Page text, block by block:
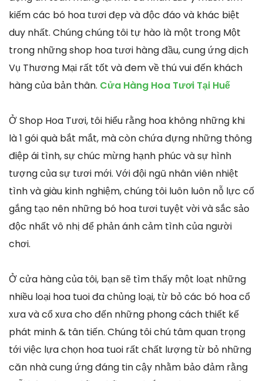
kiếm các bó hoa tươi đẹp và độc đáo và khác biệt
duy nhất. Chúng chúng tôi tự hào là một trong Một
trong những shop hoa tươi hàng đầu, cung ứng dịch
Vụ Thương Mại rất tốt và đem về thú vui đến khách
hàng của bản thân. Cửa Hàng Hoa Tươi Tại Huế
Ở Shop Hoa Tươi, tôi hiểu rằng hoa không những khi
là 1 gói quà bắt mắt, mà còn chứa đựng những thông
điệp ái tình, sự chúc mừng hạnh phúc và sự hình
tượng của sự tươi mới. Với đội ngũ nhân viên nhiệt
tình và giàu kinh nghiệm, chúng tôi luôn luôn nỗ lực cố
gắng tạo nên những bó hoa tươi tuyệt vời và sắc sảo
độc nhất vô nhị để phản ánh cảm tình của người
chơi.
Ở cửa hàng của tôi, bạn sẽ tìm thấy một loạt những
nhiều loại hoa tuoi đa chủng loại, từ bỏ các bó hoa cổ
xưa và cổ xưa cho đến những phong cách thiết kế
phát minh & tân tiến. Chúng tôi chú tâm quan trọng
tới việc lựa chọn hoa tuoi rất chất lượng từ bỏ những
căn nhà cung ứng đáng tin cậy nhằm bảo đảm rằng